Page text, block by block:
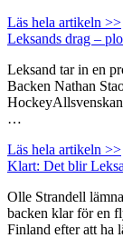
Läs hela artikeln >>
Leksands drag –
Leksand tar in en
Backen Nathan
…
Läs hela artikeln >>
Klart: Det blir
Olle Strandell
backen klar för en
Finland efter att ha